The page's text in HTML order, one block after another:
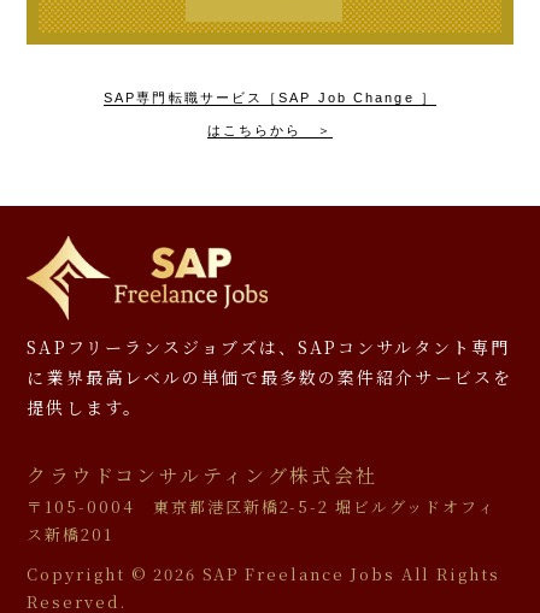
SAP専門転職サービス［SAP Job Change ］
はこちらから ＞
SAPフリーランスジョブズは、SAPコンサルタント専門
に 業界最高レベルの単価で最多数の案件紹介サービスを
提供します。
クラウドコンサルティング株式会社
〒105-0004 東京都港区新橋2-5-2 堀ビルグッドオフィ
ス新橋201
Copyright © 2026 SAP Freelance Jobs All Rights
Reserved.